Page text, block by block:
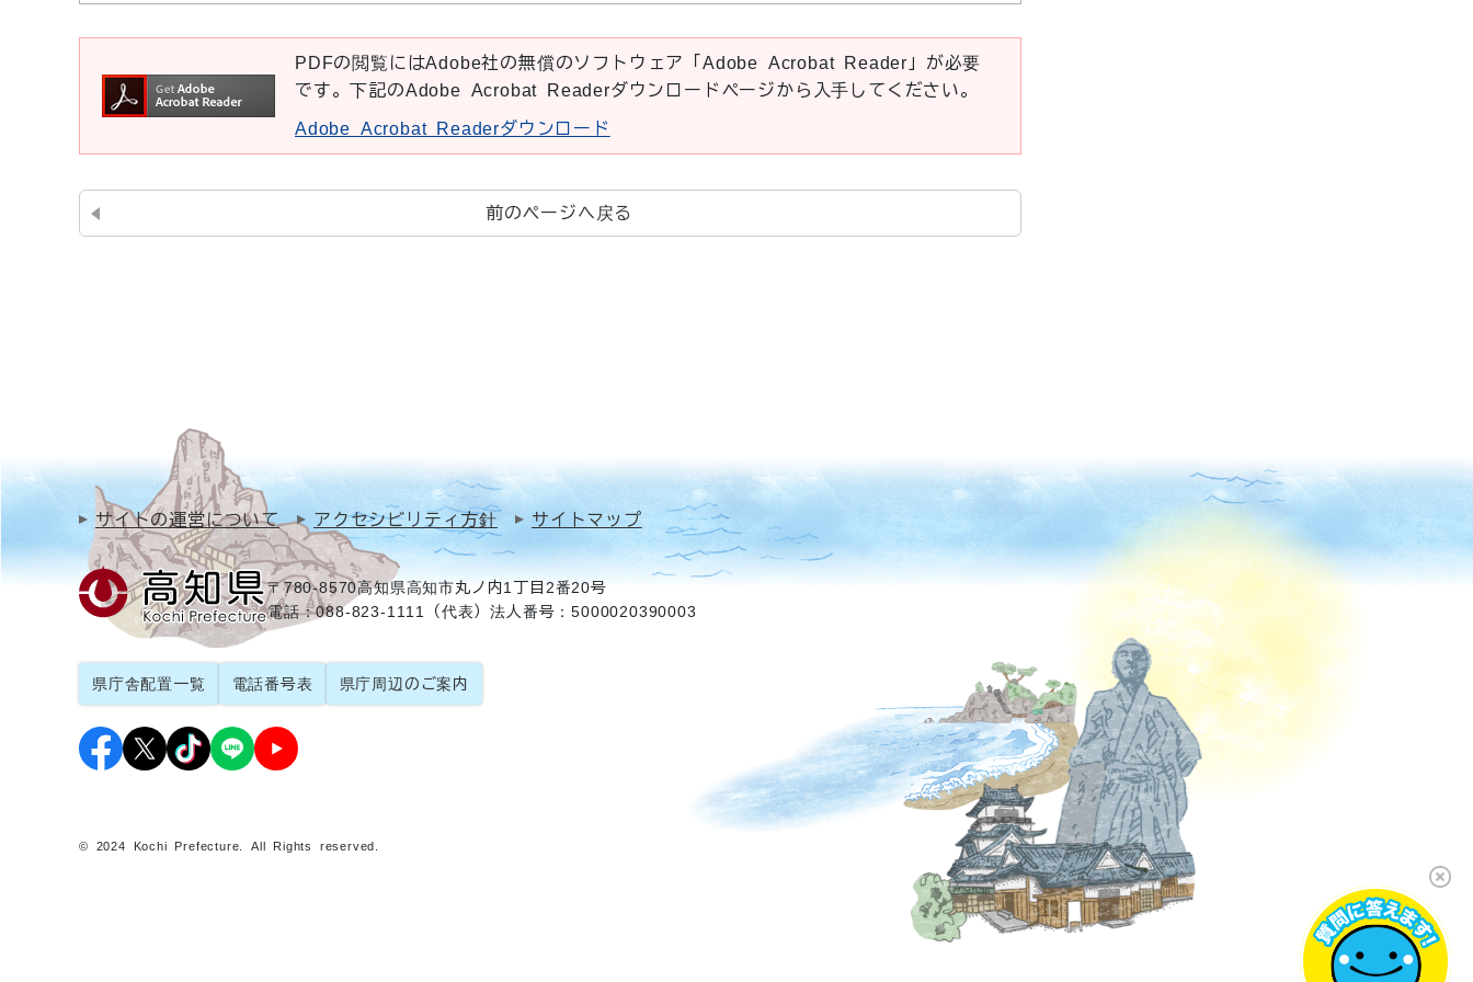
PDFの閲覧にはAdobe社の無償のソフトウェア「Adobe Acrobat Reader」が必要
です。下記のAdobe Acrobat Readerダウンロードページから入手してください。
Adobe Acrobat Readerダウンロード
前のページへ戻る
サイトの運営について アクセシビリティ方針 サイトマップ
〒780-8570高知県高知市丸ノ内1丁目2番20号
電話：088-823-1111（代表）法人番号：5000020390003
県庁舎配置一覧 電話番号表 県庁周辺のご案内
© 2024 Kochi Prefecture. All Rights reserved.